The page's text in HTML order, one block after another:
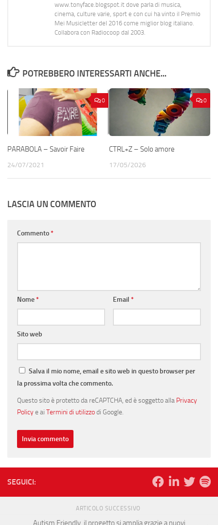
www.tonyface.blogspot.it dove parla di musica,
cinema, culture varie, sport e con cui ha vinto il Premio
Mei Musicletter del 2016 come miglior blog italiano.
Collabora con Radiocoop dal 2003.
POTREBBERO INTERESSARTI ANCHE...
0
PARABOLA – Savoir Faire
24/07/2021
0
CTRL+Z – Solo amore
17/05/2026
LASCIA UN COMMENTO
Commento*
Nome* Email *
Sito web
Salva il mio nome, email e sito web in questo browser per
la prossima volta che commento.
Questo sito è protetto da reCAPTCHA, ed è soggetto alla Privacy
Policye ai Termini di utilizzodi Google.
SEGUICI:
ARTICOLO SUCCESSIVO
Autism Friendly, il progetto si amplia grazie a nuovi